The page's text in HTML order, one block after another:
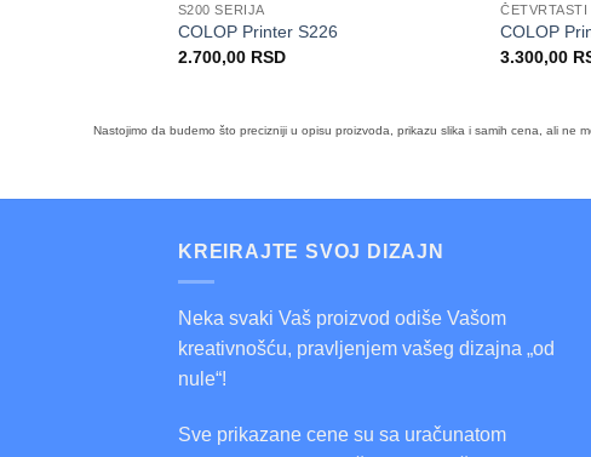
S200 SERIJA
COLOP Printer S226
2.700,00 RSD
ČETVRTASTI
COLOP
3.300,00
Nastojimo da budemo što precizniji u opisu proizvoda, prikazu slika i samih cena, ali
KREIRAJTE SVOJ DIZAJN
Neka svaki Vaš proizvod odiše Vašom
kreativnošću, pravljenjem vašeg dizajna „od
nule“!
Sve prikazane cene su sa uračunatom